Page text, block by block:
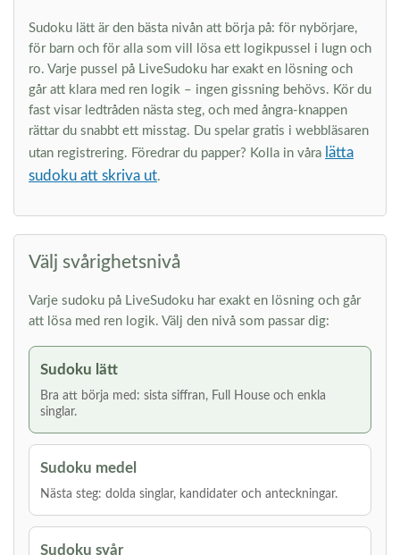
Sudoku lätt är den bästa nivån att börja på: för nybörjare,
för barn och för alla som vill lösa ett logikpussel i lugn och
ro. Varje pussel på LiveSudoku har exakt en lösning och
går att klara med ren logik – ingen gissning behövs. Kör du
fast visar ledtråden nästa steg, och med ångra-knappen
rättar du snabbt ett misstag. Du spelar gratis i webbläsaren
utan registrering. Föredrar du papper? Kolla in våra lätta
sudoku att skriva ut.
Välj svårighetsnivå
Varje sudoku på LiveSudoku har exakt en lösning och går
att lösa med ren logik. Välj den nivå som passar dig:
Sudoku lätt
Bra att börja med: sista siffran, Full House och enkla
singlar.
Sudoku medel
Nästa steg: dolda singlar, kandidater och anteckningar.
Sudoku svår